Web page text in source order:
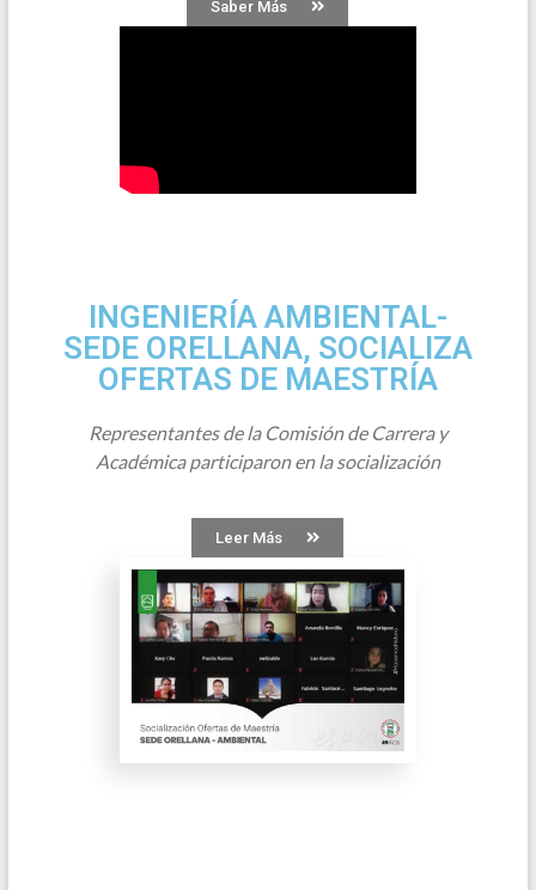
Saber Más
INGENIERÍA AMBIENTAL-
SEDE ORELLANA, SOCIALIZA
OFERTAS DE MAESTRÍA
Representantes de la Comisión de Carrera y
Académica participaron en la socialización
Leer Más